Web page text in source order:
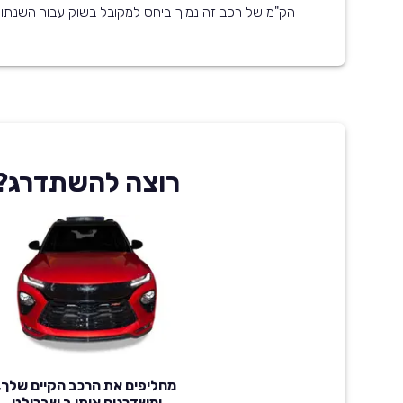
הק"מ של רכב זה נמוך ביחס למקובל בשוק עבור
רוצה
מחליפים את הרכב הקיים